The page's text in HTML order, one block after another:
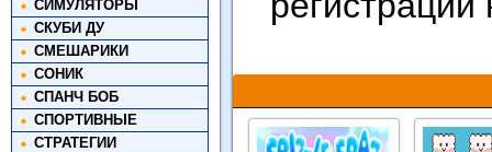
СИМУЛЯТОРЫ
СКУБИ ДУ
СМЕШАРИКИ
СОНИК
СПАНЧ БОБ
СПОРТИВНЫЕ
СТРАТЕГИИ